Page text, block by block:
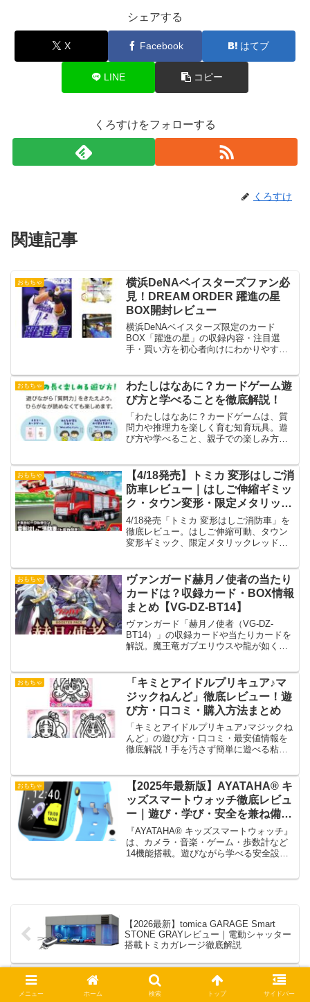
シェアする
X Facebook はてブ
LINE コピー
くろすけをフォローする
くろすけ
関連記事
おもちゃ
横浜DeNAベイスターズファン必
見！DREAM ORDER 躍進の星
BOX開封レビュー
横浜DeNAベイスターズ限定のカード
BOX「躍進の星」の収録内容・注目選
手・買い方を初心者向けにわかりやすく
おもちゃ
わたしはなあに？カードゲーム遊
び方と学べることを徹底解説！
「わたしはなあに？カードゲームは、質
問力や推理力を楽しく育む知育玩具。遊
び方や学べること、親子での楽しみ方を
おもちゃ
【4/18発売】トミカ 変形はしご消
防車レビュー｜はしご伸縮ギミッ
ク・タウン変形・限定メタリック
ver.徹底解説
4/18発売「トミカ 変形はしご消防車」を
徹底レビュー。はしご伸縮可動、タウン
変形ギミック、限定メタリックレッド仕
おもちゃ
ヴァンガード赫月ノ使者の当たり
カードは？収録カード・BOX情報
まとめ【VG-DZ-BT14】
ヴァンガード「赫月ノ使者（VG-DZ-
BT14）」の収録カードや当たりカードを
解説。魔王竜ガブエリウスや龍が如くコ
おもちゃ
「キミとアイドルプリキュア♪マ
ジックねんど」徹底レビュー！遊
び方・口コミ・購入方法まとめ
「キミとアイドルプリキュア♪マジックね
んど」の遊び方・口コミ・最安値情報を
徹底解説！手を汚さず簡単に遊べる粘土
おもちゃ
【2025年最新版】AYATAHA® キ
ッズスマートウォッチ徹底レビュ
ー｜遊び・学び・安全を兼ね備え
た子ども向け多機能ウォッチ
『AYATAHA® キッズスマートウォッチ』
は、カメラ・音楽・ゲーム・歩数計など
14機能搭載。遊びながら学べる安全設計
【2026最新】tomica GARAGE Smart
STONE GRAYレビュー｜電動シャッター
搭載トミカガレージ徹底解説
【2026最新】トイ・ストーリー 人生ゲー
メニュー ホーム 検索 トップ サイドバー